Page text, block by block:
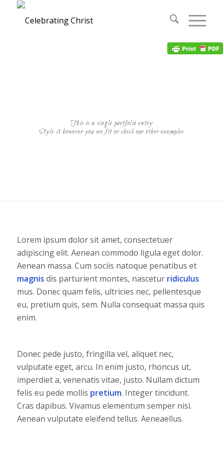
This is a single portfolio entry
Style it however you see fit or check our other examples
Lorem ipsum dolor sit amet, consectetuer
adipiscing elit. Aenean commodo ligula eget dolor.
Aenean massa. Cum sociis natoque penatibus et
magnis dis parturient montes, nascetur ridiculus
mus. Donec quam felis, ultricies nec, pellentesque
eu, pretium quis, sem. Nulla consequat massa quis
enim.
Donec pede justo, fringilla vel, aliquet nec,
vulputate eget, arcu. In enim justo, rhoncus ut,
imperdiet a, venenatis vitae, justo. Nullam dictum
felis eu pede mollis pretium. Integer tincidunt.
Cras dapibus. Vivamus elementum semper nisi.
Aenean vulputate eleifend tellus. Aeneaellus.